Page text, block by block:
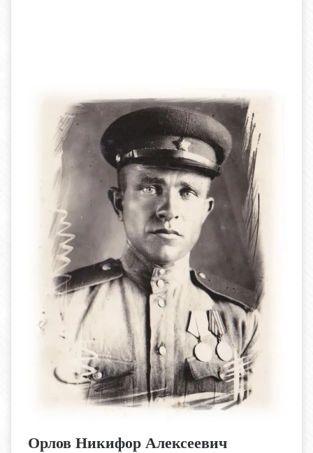
Орлов Никифор Алексеевич